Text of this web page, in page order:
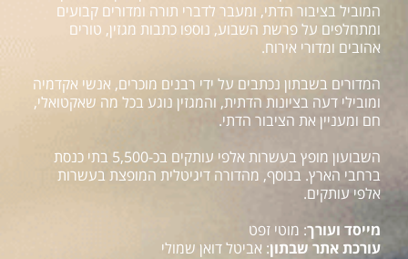
המוביל בציבור הדתי, ומעבר לדברי תורה ומדורים קבועים
ומתחלפים על פרשת השבוע, נוספו כתבות מגזין, טורים
אהובים ומדורי אירוח.
המדורים בשבתון נכתבים על ידי רבנים מוכרים, אנשי אקדמיה
ומובילי דעה בציונות הדתית, והמגזין נוגע בכל מה שאקטואלי,
חם ומעניין את הציבור הדתי.
השבועון מופץ בעשרות אלפי עותקים בכ-5,500 בתי כנסת
ברחבי הארץ. בנוסף, מהדורה דיגיטלית המופצת בעשרות
אלפי עותקים.
מייסד ועורך: מוטי זפט
עורכת אתר שבתון: אביטל דואן שמולי